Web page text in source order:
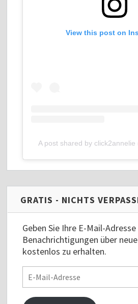
View this post on
A post shared by click2annelie
GRATIS - NICHTS
Geben Sie Ihre E-Mail-
Benachrichtigungen über
kostenlos zu erhalten.
E-
Mail-
Adresse